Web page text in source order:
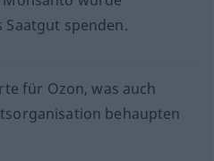
spenden.
für Ozon, was auch
behaupten